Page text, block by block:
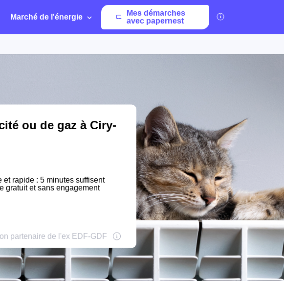
Marché de l'énergie
Mes démarches
avec papernest